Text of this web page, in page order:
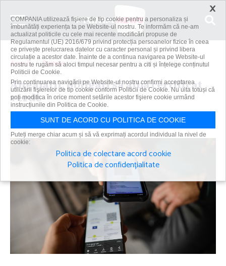
Acasă Spitale Angajaţii, obligaţi să aibă certificat verde
Angajaţii, obligaţi să aibă certificat
verde
Primanews | 27 oct 2021
×
COMPANIA utilizează fişiere de tip cookie pentru a personaliza și
îmbunătăți experiența ta pe Website-ul nostru. Te informăm că ne-am
actualizat politicile cu cele mai recente modificări propuse de
Regulamentul (UE) 2016/679 privind protecția persoanelor fizice în ceea
ce privește prelucrarea datelor cu caracter personal și privind libera
circulație a acestor date. Înainte de a continua navigarea pe Website-ul
nostru te rugăm să aloci timpul necesar pentru a citi și înțelege conținutul
Politicii de Cookie.
Prin continuarea navigării pe Website-ul nostru confirmi acceptarea
utilizării fişierelor de tip cookie conform Politicii de Cookie. Nu uita totuși că
poți modifica în orice moment setările acestor fişiere cookie urmând
instrucțiunile din Politica de Cookie.
SUNT DE ACORD CU POLITICA DE COOKIE
Puteți merge chiar acum și să vă exprimați acordul individual la nivel de
cookie:
Politica de colectare acord cookie
Politica de confidențialitate